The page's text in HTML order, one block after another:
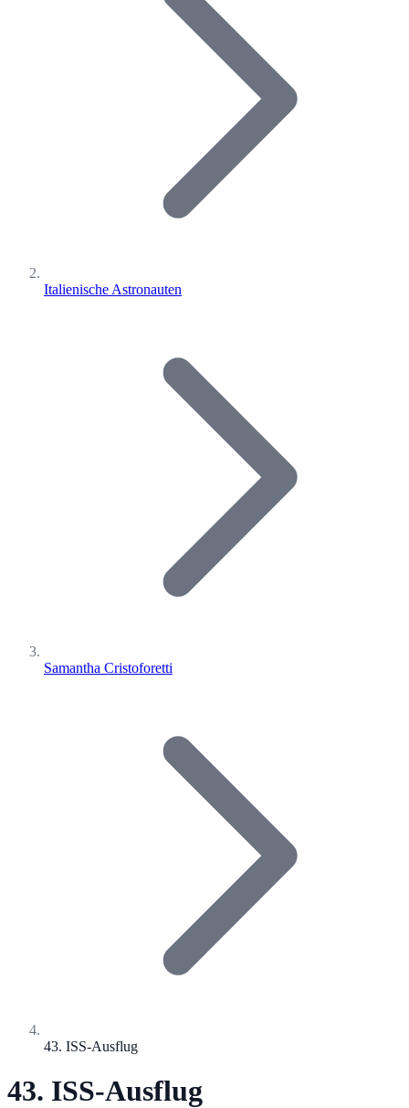
Italienische Astronauten
Samantha Cristoforetti
43. ISS-Ausflug
43. ISS-Ausflug